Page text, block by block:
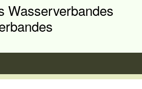
Wasserverbandes